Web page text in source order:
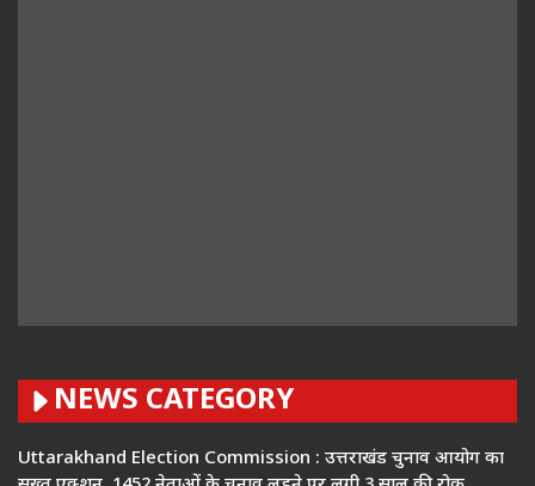
NEWS CATEGORY
Uttarakhand Election Commission : उत्तराखंड चुनाव आयोग का